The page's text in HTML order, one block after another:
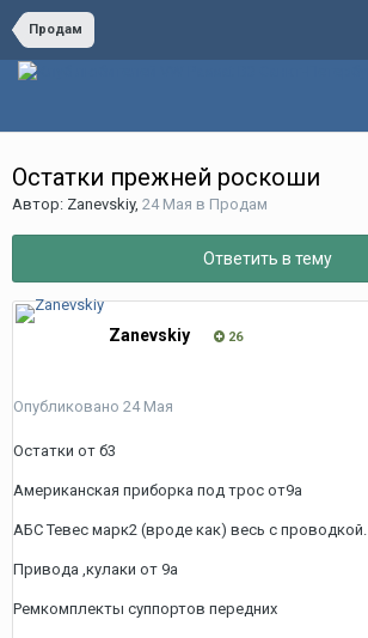
Продам
Остатки прежней роскоши
Автор: Zanevskiy, 24 Мая в Продам
Ответить в тему
Zanevskiy 26
Опубликовано 24 Мая
Остатки от б3
Американская приборка под трос от9а
АБС Тевес марк2 (вроде как) весь с проводкой.
Привода ,кулаки от 9а
Ремкомплекты суппортов передних